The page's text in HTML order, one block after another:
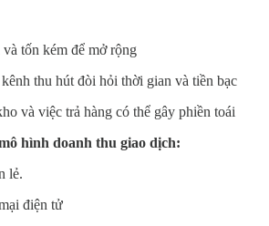
tốn kém để mở rộng
thu hút đòi hỏi thời gian và tiền bạc
và việc trả hàng có thể gây phiền toái
hình doanh thu giao dịch:
lẻ.
điện tử